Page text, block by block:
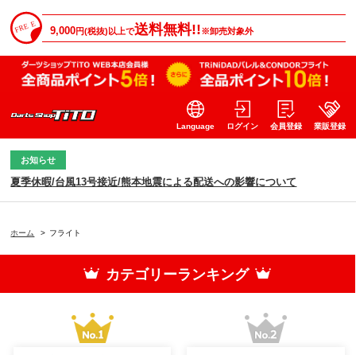
9,000円(税抜)以上で送料無料!!※卸売対象外
Language ログイン 会員登録 業販登録
お知らせ
夏季休暇/台風13号接近/熊本地震による配送への影響について
ホーム > フライト
カテゴリーランキング